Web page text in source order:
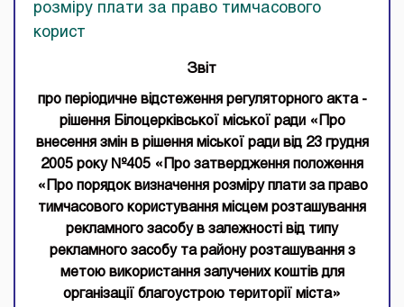
розміру плати за право тимчасового
корист
Звіт
про періодичне відстеження регуляторного акта -
рішення Білоцерківської міської ради «Про
внесення змін в рішення міської ради від 23 грудня
2005 року №405 «Про затвердження положення
«Про порядок визначення розміру плати за право
тимчасового користування місцем розташування
рекламного засобу в залежності від типу
рекламного засобу та району розташування з
метою використання залучених коштів для
організації благоустрою території міста»